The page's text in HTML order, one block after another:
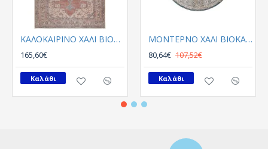
ΚΑΛΟΚΑΙΡΙΝΟ ΧΑΛΙ ΒΙΟΚΑΡΠΕΤ PLUMERIA 5525 01
165,60€
Καλάθι
ΜΟΝΤΕΡΝΟ ΧΑΛΙ ΒΙΟΚΑΡΠΕΤGossip 8504A White Blue Round
80,64€ 107,52€
Καλάθι